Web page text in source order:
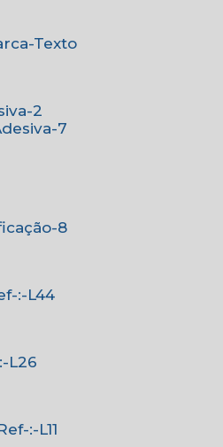
Texto
2
7
8
:-L44
:-L26
Ref-:-L11